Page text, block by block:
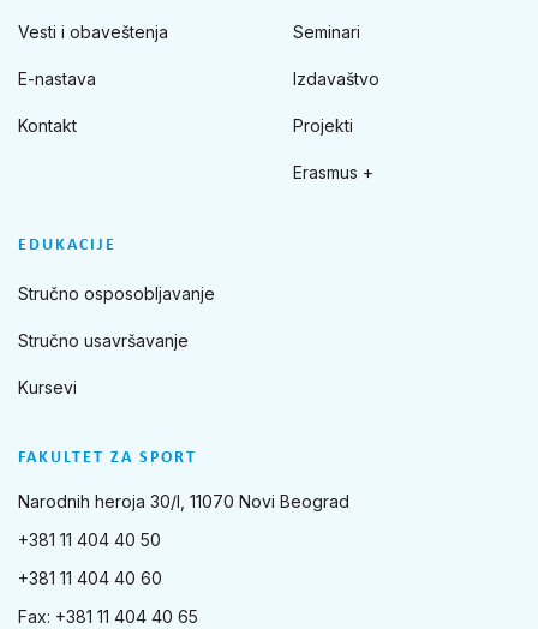
FAKULTET ZA SPORT
Narodnih heroja 30/I, 11070 Novi Beograd
+381 11 404 40 50
+381 11 404 40 60
Fax: +381 11 404 40 65
Vesti i obaveštenja
E-nastava
Kontakt
Seminari
Izdavaštvo
Projekti
Erasmus +
EDUKACIJE
Stručno osposobljavanje
Stručno usavršavanje
Kursevi